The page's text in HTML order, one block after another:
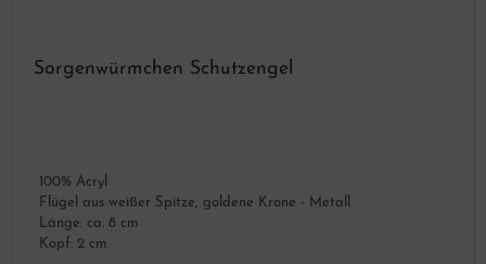
Sorgenwürmchen Schutzengel
100% Acryl
Flügel aus weißer Spitze, goldene Krone - Metall
Länge: ca. 8 cm
Kopf: 2 cm